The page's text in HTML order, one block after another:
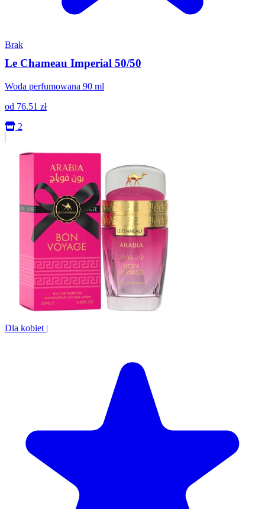
Brak
Le Chameau Imperial 50/50
Woda perfumowana 90 ml
od 76.51 zł
2
Dla kobiet |